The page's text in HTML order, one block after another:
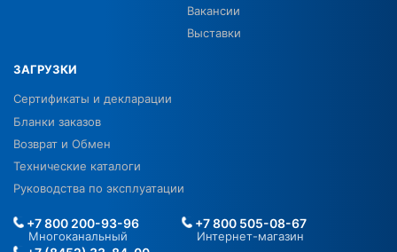
Вакансии
Выставки
ЗАГРУЗКИ
Сертификаты и декларации
Бланки заказов
Возврат и Обмен
Технические каталоги
Руководства по эксплуатации
+7 800 200-93-96
Многоканальный
+7 800 505-08-67
Интернет-магазин